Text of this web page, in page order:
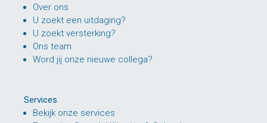
Over ons
U zoekt een uitdaging?
U zoekt versterking?
Ons team
Word jij onze nieuwe collega?
Services
Bekijk onze services